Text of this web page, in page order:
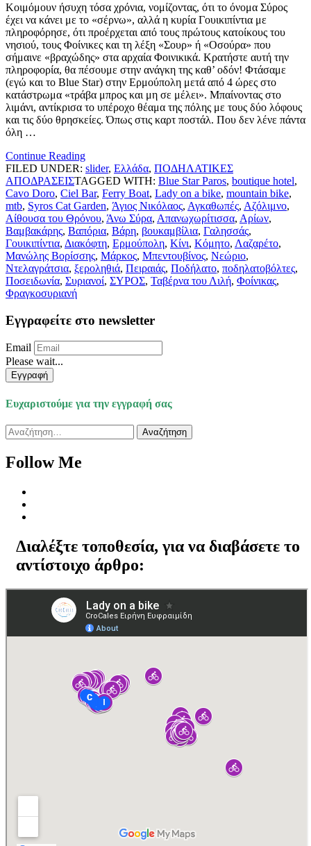
Κοιμόμουν ήσυχη τόσα χρόνια, νομίζοντας, ότι το όνομα Σύρος
έχει να κάνει με το «σέρνω», αλλά η κυρία Γουικιπίντια με
πληροφόρησε, ότι προέρχεται από τους πρώτους κατοίκους του
νησιού, τους Φοίνικες και τη λέξη «Σουρ» ή «Οσούρα» που
σήμαινε «βραχώδης» στα αρχαία Φοινικικά. Κρατήστε αυτή την
πληροφορία, θα πέσουμε στην ανάγκη της καθ’ οδόν! Φτάσαμε
(εγώ και το Blue Star) στην Ερμούπολη μετά από 4 ώρες στο
κατάστρωμα «τράβα μπρος και μη σε μέλει». Μπαίνοντας στο
λιμάνι, αντίκρισα το υπέροχο θέαμα της πόλης με τους δύο λόφους
και τις δύο θρησκείες. Όπως στις καρτ ποστάλ. Που δεν λένε πάντα
όλη …
Continue Reading
FILED UNDER: slider, Ελλάδα, ΠΟΔΗΛΑΤΙΚΕΣ
ΑΠΟΔΡΑΣΕΙΣTAGGED WITH: Blue Star Paros, boutique hotel,
Cavo Doro, Ciel Bar, Ferry Boat, Lady on a bike, mountain bike,
mtb, Syros Cat Garden, Άγιος Νικόλαος, Αγκαθωπές, Αζόλιμνο,
Αίθουσα του Θρόνου, Άνω Σύρα, Απανωχωρίτισσα, Αρίων,
Βαμβακάρης, Βαπόρια, Βάρη, βουκαμβίλια, Γαλησσάς,
Γουικιπίντια, Διακόφτη, Ερμούπολη, Κίνι, Κόμητο, Λαζαρέτο,
Μανώλης Βορίσσης, Μάρκος, Μπεντουβίνος, Νεώριο,
Ντελαγράτσια, ξεροληθιά, Πειραιάς, Ποδήλατο, ποδηλατοβόλτες,
Ποσειδωνία, Συριανοί, ΣΥΡΟΣ, Ταβέρνα του Λιλή, Φοίνικας,
Φραγκοσυριανή
Εγγραφείτε στο newsletter
Email
Please wait...
Εγγραφή
Ευχαριστούμε για την εγγραφή σας
Αναζήτηση
για:
Follow Me
Διαλέξτε τοποθεσία, για να διαβάσετε το
αντίστοιχο άρθρο: